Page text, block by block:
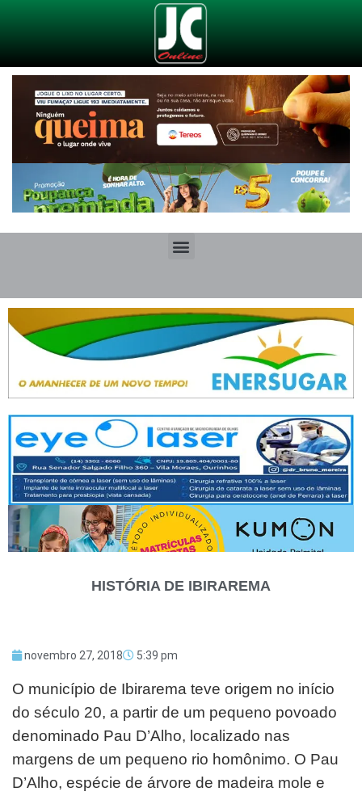
HISTÓRIA DE IBIRAREMA
novembro 27, 2018 5:39 pm
O município de Ibirarema teve origem no início
do século 20, a partir de um pequeno povoado
denominado Pau D’Alho, localizado nas
margens de um pequeno rio homônimo. O Pau
D’Alho, espécie de árvore de madeira mole e